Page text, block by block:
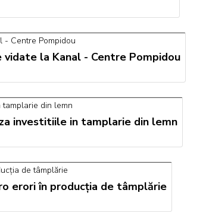
la Kanal - Centre Pompidou
investitiile in tamplarie din lemn
erori în producția de tâmplărie